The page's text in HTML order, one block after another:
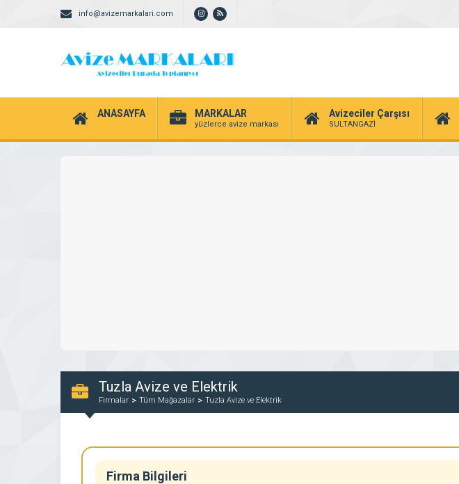
info@avizemarkalari.com
ANASAYFA MARKALAR
yüzlerce avize markası
Avizeciler Çarşısı
SULTANGAZİ
Tuzla Avize ve Elektrik
Firmalar Tüm Mağazalar Tuzla Avize ve Elektrik
Firma Bilgileri